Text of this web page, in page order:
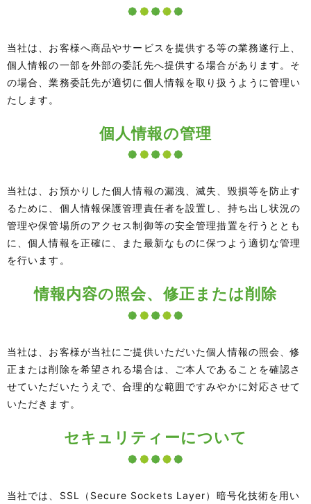
当社は、お客様へ商品やサービスを提供する等の業務遂行上、
個人情報の一部を外部の委託先へ提供する場合があります。そ
の場合、業務委託先が適切に個人情報を取り扱うように管理い
たします。
個人情報の管理
当社は、お預かりした個人情報の漏洩、滅失、毀損等を防止す
るために、個人情報保護管理責任者を設置し、持ち出し状況の
管理や保管場所のアクセス制御等の安全管理措置を行うととも
に、個人情報を正確に、また最新なものに保つよう適切な管理
を行います。
情報内容の照会、修正または削除
当社は、お客様が当社にご提供いただいた個人情報の照会、修
正または削除を希望される場合は、ご本人であることを確認さ
せていただいたうえで、合理的な範囲ですみやかに対応させて
いただきます。
セキュリティーについて
当社では、SSL（Secure Sockets Layer）暗号化技術を用い